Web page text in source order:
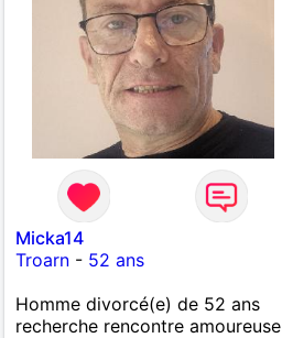
Micka14
Troarn - 52 ans
Homme divorcé(e) de 52 ans
recherche rencontre amoureuse